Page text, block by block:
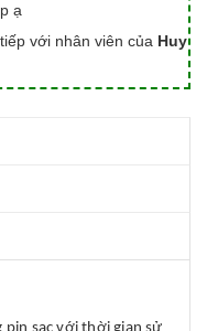
ạ
với nhân viên của Huy